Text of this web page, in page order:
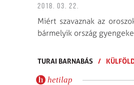
2018. 03. 22.
Miért szavaznak az
bármelyik ország
TURAI BARNABÁS /
hetilap